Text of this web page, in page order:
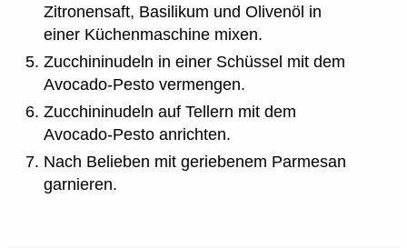
Zitronensaft, Basilikum und Olivenöl in
einer Küchenmaschine mixen.
Zucchininudeln in einer Schüssel mit dem
Avocado-Pesto vermengen.
Zucchininudeln auf Tellern mit dem
Avocado-Pesto anrichten.
Nach Belieben mit geriebenem Parmesan
garnieren.